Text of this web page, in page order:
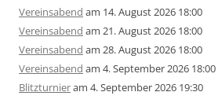
Vereinsabend am 14. August 2026 18:00
Vereinsabend am 21. August 2026 18:00
Vereinsabend am 28. August 2026 18:00
Vereinsabend am 4. September 2026 18:00
Blitzturnieram 4. September 2026 19:30